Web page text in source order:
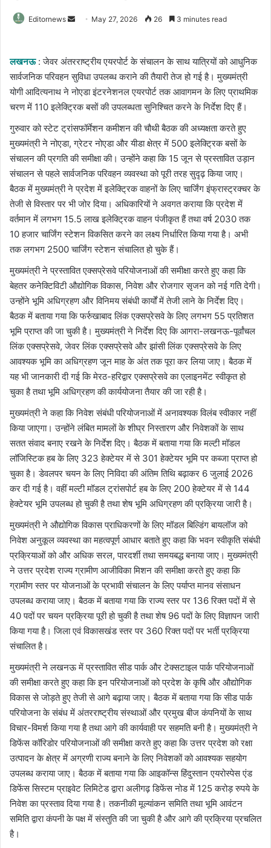
Editornews
Send May 27, 2026 26 3 minutes read
लखनऊ : जेवर अंतरराष्ट्रीय एयरपोर्ट के संचालन के साथ यात्रियों को आधुनिक
सार्वजनिक परिवहन सुविधा उपलब्ध कराने की तैयारी तेज हो गई है। मुख्यमंत्री
योगी आदित्यनाथ ने नोएडा इंटरनेशनल एयरपोर्ट तक आवागमन के लिए प्राथमिक
चरण में 110 इलेक्ट्रिक बसों की उपलब्धता सुनिश्चित करने के निर्देश दिए हैं।
गुरुवार को स्टेट ट्रांसफॉर्मेशन कमीशन की चौथी बैठक की अध्यक्षता करते हुए
मुख्यमंत्री ने नोएडा, ग्रेटर नोएडा और यीडा क्षेत्र में 500 इलेक्ट्रिक बसों के
संचालन की प्रगति की समीक्षा की। उन्होंने कहा कि 15 जून से प्रस्तावित उड़ान
संचालन से पहले सार्वजनिक परिवहन व्यवस्था को पूरी तरह सुदृढ़ किया जाए।
बैठक में मुख्यमंत्री ने प्रदेश में इलेक्ट्रिक वाहनों के लिए चार्जिंग इंफ्रास्ट्रक्चर के
तेजी से विस्तार पर भी जोर दिया। अधिकारियों ने अवगत कराया कि प्रदेश में
वर्तमान में लगभग 15.5 लाख इलेक्ट्रिक वाहन पंजीकृत हैं तथा वर्ष 2030 तक
10 हजार चार्जिंग स्टेशन विकसित करने का लक्ष्य निर्धारित किया गया है। अभी
तक लगभग 2500 चार्जिंग स्टेशन संचालित हो चुके हैं।
मुख्यमंत्री ने प्रस्तावित एक्सप्रेसवे परियोजनाओं की समीक्षा करते हुए कहा कि
बेहतर कनेक्टिविटी औद्योगिक विकास, निवेश और रोजगार सृजन को नई गति देगी।
उन्होंने भूमि अधिग्रहण और विनिमय संबंधी कार्यों में तेजी लाने के निर्देश दिए।
बैठक में बताया गया कि फर्रुखाबाद लिंक एक्सप्रेसवे के लिए लगभग 55 प्रतिशत
भूमि प्राप्त की जा चुकी है। मुख्यमंत्री ने निर्देश दिए कि आगरा-लखनऊ-पूर्वांचल
लिंक एक्सप्रेसवे, जेवर लिंक एक्सप्रेसवे और झांसी लिंक एक्सप्रेसवे के लिए
आवश्यक भूमि का अधिग्रहण जून माह के अंत तक पूरा कर लिया जाए। बैठक में
यह भी जानकारी दी गई कि मेरठ-हरिद्वार एक्सप्रेसवे का एलाइनमेंट स्वीकृत हो
चुका है तथा भूमि अधिग्रहण की कार्ययोजना तैयार की जा रही है।
मुख्यमंत्री ने कहा कि निवेश संबंधी परियोजनाओं में अनावश्यक विलंब स्वीकार नहीं
किया जाएगा। उन्होंने लंबित मामलों के शीघ्र निस्तारण और निवेशकों के साथ
सतत संवाद बनाए रखने के निर्देश दिए। बैठक में बताया गया कि मल्टी मॉडल
लॉजिस्टिक हब के लिए 323 हेक्टेयर में से 301 हेक्टेयर भूमि पर कब्जा प्राप्त हो
चुका है। डेवलपर चयन के लिए निविदा की अंतिम तिथि बढ़ाकर 6 जुलाई 2026
कर दी गई है। वहीं मल्टी मॉडल ट्रांसपोर्ट हब के लिए 200 हेक्टेयर में से 144
हेक्टेयर भूमि उपलब्ध हो चुकी है तथा शेष भूमि अधिग्रहण की प्रक्रिया जारी है।
मुख्यमंत्री ने औद्योगिक विकास प्राधिकरणों के लिए मॉडल बिल्डिंग बायलॉज को
निवेश अनुकूल व्यवस्था का महत्वपूर्ण आधार बताते हुए कहा कि भवन स्वीकृति संबंधी
प्रक्रियाओं को और अधिक सरल, पारदर्शी तथा समयबद्ध बनाया जाए। मुख्यमंत्री
ने उत्तर प्रदेश राज्य ग्रामीण आजीविका मिशन की समीक्षा करते हुए कहा कि
ग्रामीण स्तर पर योजनाओं के प्रभावी संचालन के लिए पर्याप्त मानव संसाधन
उपलब्ध कराया जाए। बैठक में बताया गया कि राज्य स्तर पर 136 रिक्त पदों में से
40 पदों पर चयन प्रक्रिया पूरी हो चुकी है तथा शेष 96 पदों के लिए विज्ञापन जारी
किया गया है। जिला एवं विकासखंड स्तर पर 360 रिक्त पदों पर भर्ती प्रक्रिया
संचालित है।
मुख्यमंत्री ने लखनऊ में प्रस्तावित सीड पार्क और टेक्सटाइल पार्क परियोजनाओं
की समीक्षा करते हुए कहा कि इन परियोजनाओं को प्रदेश के कृषि और औद्योगिक
विकास से जोड़ते हुए तेजी से आगे बढ़ाया जाए। बैठक में बताया गया कि सीड पार्क
परियोजना के संबंध में अंतरराष्ट्रीय संस्थाओं और प्रमुख बीज कंपनियों के साथ
विचार-विमर्श किया गया है तथा आगे की कार्यवाही पर सहमति बनी है। मुख्यमंत्री ने
डिफेंस कॉरिडोर परियोजनाओं की समीक्षा करते हुए कहा कि उत्तर प्रदेश को रक्षा
उत्पादन के क्षेत्र में अग्रणी राज्य बनाने के लिए निवेशकों को आवश्यक सहयोग
उपलब्ध कराया जाए। बैठक में बताया गया कि आइकॉन्स हिंदुस्तान एयरोस्पेस एंड
डिफेंस सिस्टम प्राइवेट लिमिटेड द्वारा अलीगढ़ डिफेंस नोड में 125 करोड़ रुपये के
निवेश का प्रस्ताव दिया गया है। तकनीकी मूल्यांकन समिति तथा भूमि आवंटन
समिति द्वारा कंपनी के पक्ष में संस्तुति की जा चुकी है और आगे की प्रक्रिया प्रचलित
है।